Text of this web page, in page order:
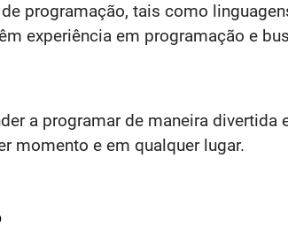
programação, tais como
experiência em programação e
a programar de maneira
momento e em qualquer lugar.